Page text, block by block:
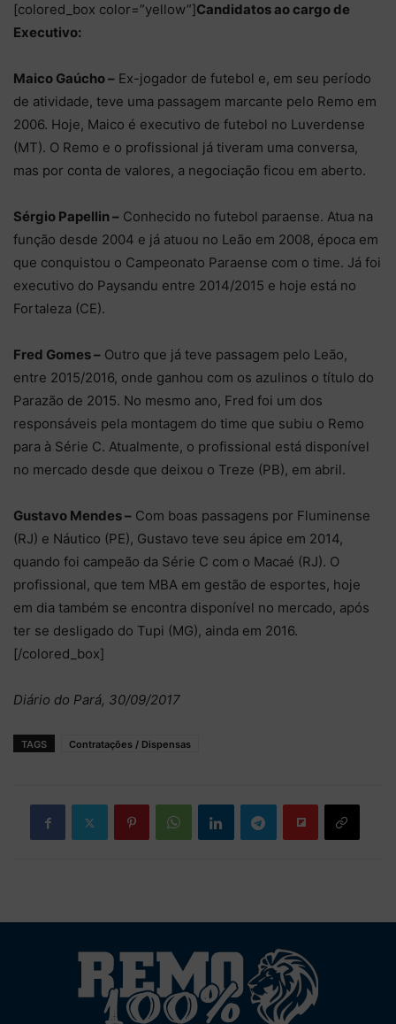
[colored_box color=”yellow”]Candidatos ao cargo de
Executivo:
Maico Gaúcho – Ex-jogador de futebol e, em seu período
de atividade, teve uma passagem marcante pelo Remo em
2006. Hoje, Maico é executivo de futebol no Luverdense
(MT). O Remo e o profissional já tiveram uma conversa,
mas por conta de valores, a negociação ficou em aberto.
Sérgio Papellin – Conhecido no futebol paraense. Atua na
função desde 2004 e já atuou no Leão em 2008, época em
que conquistou o Campeonato Paraense com o time. Já foi
executivo do Paysandu entre 2014/2015 e hoje está no
Fortaleza (CE).
Fred Gomes – Outro que já teve passagem pelo Leão,
entre 2015/2016, onde ganhou com os azulinos o título do
Parazão de 2015. No mesmo ano, Fred foi um dos
responsáveis pela montagem do time que subiu o Remo
para à Série C. Atualmente, o profissional está disponível
no mercado desde que deixou o Treze (PB), em abril.
Gustavo Mendes – Com boas passagens por Fluminense
(RJ) e Náutico (PE), Gustavo teve seu ápice em 2014,
quando foi campeão da Série C com o Macaé (RJ). O
profissional, que tem MBA em gestão de esportes, hoje
em dia também se encontra disponível no mercado, após
ter se desligado do Tupi (MG), ainda em 2016.
[/colored_box]
Diário do Pará, 30/09/2017
TAGS Contratações / Dispensas